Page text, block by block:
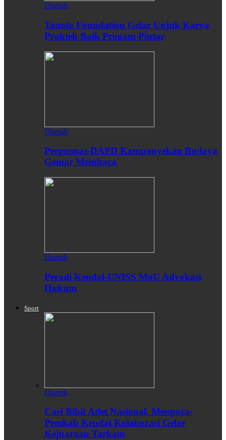
Daerah
Tanoto Foundation Gelar Unjuk Karya
Praktek Baik Progam Pintar
Daerah
Perpusnas-DAPD Kampanyekan Budaya
Gemar Membaca
Daerah
Peradi Kendal-UNISS MoU Advokasi
Hukum
Sport
Daerah
Cari Bibit Atlet Nasional, Menpora-
Pemkab Kendal Kolaborasi Gelar
Kejuaraan Tarkam